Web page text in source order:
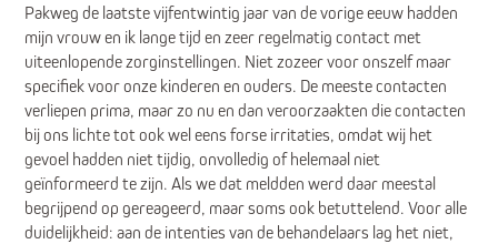
Pakweg de laatste vijfentwintig jaar van de vorige eeuw hadden
mijn vrouw en ik lange tijd en zeer regelmatig contact met
uiteenlopende zorginstellingen. Niet zozeer voor onszelf maar
specifiek voor onze kinderen en ouders. De meeste contacten
verliepen prima, maar zo nu en dan veroorzaakten die contacten
bij ons lichte tot ook wel eens forse irritaties, omdat wij het
gevoel hadden niet tijdig, onvolledig of helemaal niet
geïnformeerd te zijn. Als we dat meldden werd daar meestal
begrijpend op gereageerd, maar soms ook betuttelend. Voor alle
duidelijkheid: aan de intenties van de behandelaars lag het niet,